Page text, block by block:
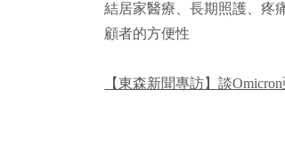
結居家醫療、長期照護、疼
顧者的方便性
【東森新聞專訪】談